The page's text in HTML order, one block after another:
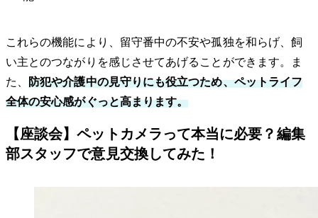
これらの機能により、留守番中の不安や孤独を和らげ、飼
い主とのつながりを感じさせてあげることができます。ま
た、防犯や介護中の見守りにも役立つため、ペットライフ
全体の安心感がぐっと高まります。
【座談会】ペットカメラって本当に必要？編集
部スタッフで意見交換してみた！